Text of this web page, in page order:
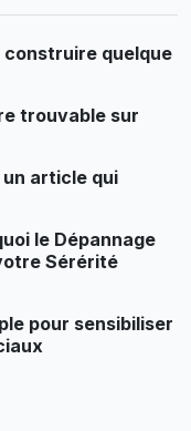
construire quelque
trouvable sur
article qui
le Dépannage
Sérérité
pour sensibiliser